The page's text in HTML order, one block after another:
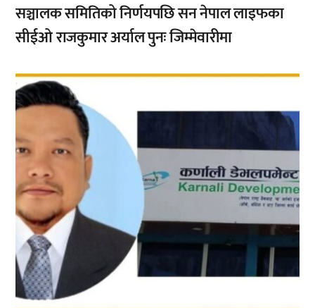
सञ्चालक समितिको निर्णयपछि सन नेपाल लाइफका
सीईओ राजकुमार अर्याल पुनः जिम्मेवारीमा
,